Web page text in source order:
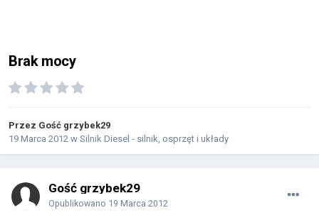
Brak mocy
Przez Gość grzybek29
19 Marca 2012 w Silnik Diesel - silnik, osprzęt i układy
Gość grzybek29
Opublikowano 19 Marca 2012